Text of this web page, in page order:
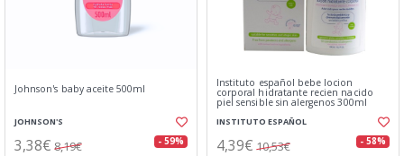
Johnson's baby aceite 500ml
JOHNSON'S
3,38€ 8,19€ - 59%
Instituto español bebe locion
corporal hidratante recien nacido
piel sensible sin alergenos 300ml
INSTITUTO ESPAÑOL
4,39€ 10,53€ - 58%